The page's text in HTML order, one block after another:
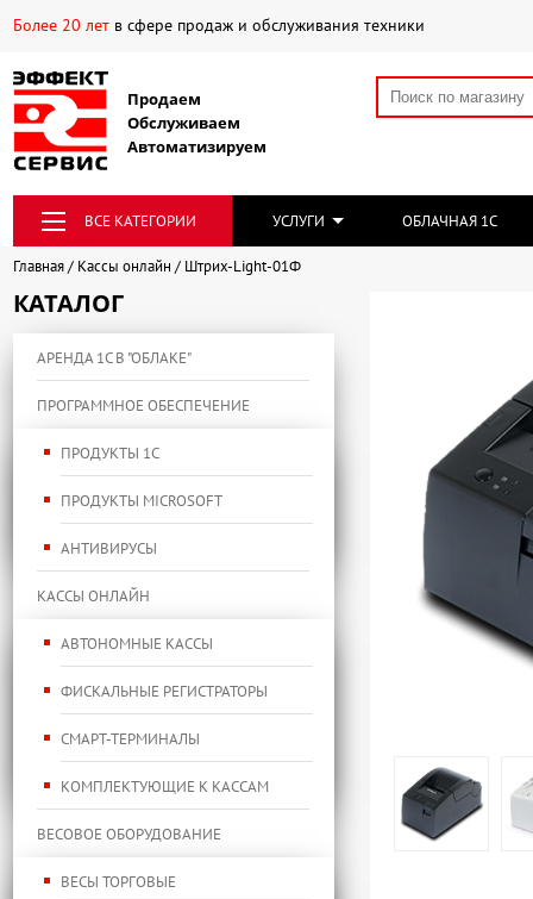
Более 20 летв сфере продаж и обслуживания техники
Продаем
Обслуживаем
Автоматизируем
ВСЕ КАТЕГОРИИ УСЛУГИ ОБЛАЧНАЯ 1С
Главная Кассы онлайн Штрих-Light-01Ф
КАТАЛОГ
АРЕНДА 1С В "ОБЛАКЕ"
ПРОГРАММНОЕ ОБЕСПЕЧЕНИЕ
ПРОДУКТЫ 1С
ПРОДУКТЫ MICROSOFT
АНТИВИРУСЫ
КАССЫ ОНЛАЙН
АВТОНОМНЫЕ КАССЫ
ФИСКАЛЬНЫЕ РЕГИСТРАТОРЫ
СМАРТ-ТЕРМИНАЛЫ
КОМПЛЕКТУЮЩИЕ К КАССАМ
ВЕСОВОЕ ОБОРУДОВАНИЕ
ВЕСЫ ТОРГОВЫЕ